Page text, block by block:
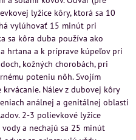
lyžice kôry, ktorá sa 10
vylúhovať 15 minút pri
sa kôra duba používa ako
hrtana a k príprave kúpeľov pri
kožných chorobách, pri
poteniu nôh. Svojím
Nálev z dubovej kôry
análnej a genitálnej oblasti
2-3 polievkové lyžice
a nechajú sa 25 minút